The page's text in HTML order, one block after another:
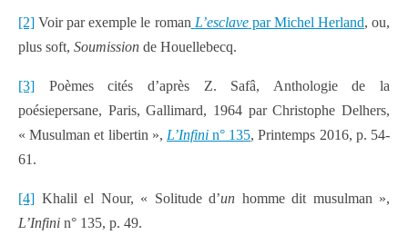
[2] Voir par exemple le roman L’esclavepar Michel Herland, ou,
plus soft, Soumission de Houellebecq.
[3]
Poèmes cités d’après Z. Safâ, Anthologie de la
poésiepersane, Paris, Gallimard, 1964 par Christophe Delhers,
« Musulman et libertin », L’Infinin° 135, Printemps 2016, p. 54-
61.
[4] Khalil el Nour, « Solitude d’un homme dit musulman »,
L’Infini n° 135, p. 49.